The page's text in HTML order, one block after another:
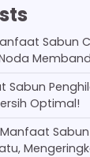
Sabun
Sabun
Optimal!